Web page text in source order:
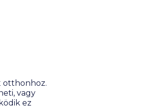
otthonhoz.
vagy
ez